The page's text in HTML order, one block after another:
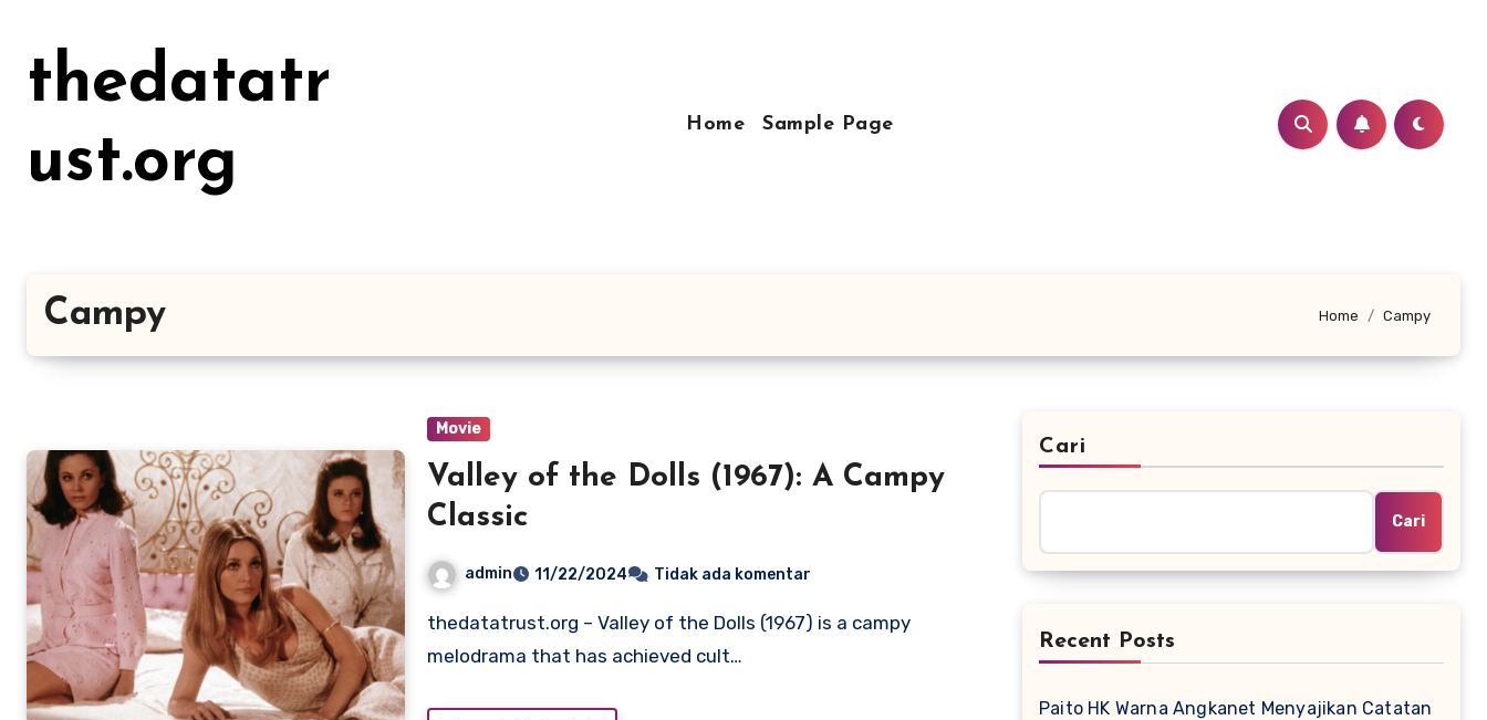
kontenthedatatr
ust.org
Home Sample Page
Campy Home Campy
Movie
Valley of the Dolls (1967): A Campy
Classic
admin 11/22/2024 Tidak ada komentar
thedatatrust.org – Valley of the Dolls (1967) is a campy
melodrama that has achieved cult…
Cari
Cari
Recent Posts
Paito HK Warna Angkanet Menyajikan Catatan